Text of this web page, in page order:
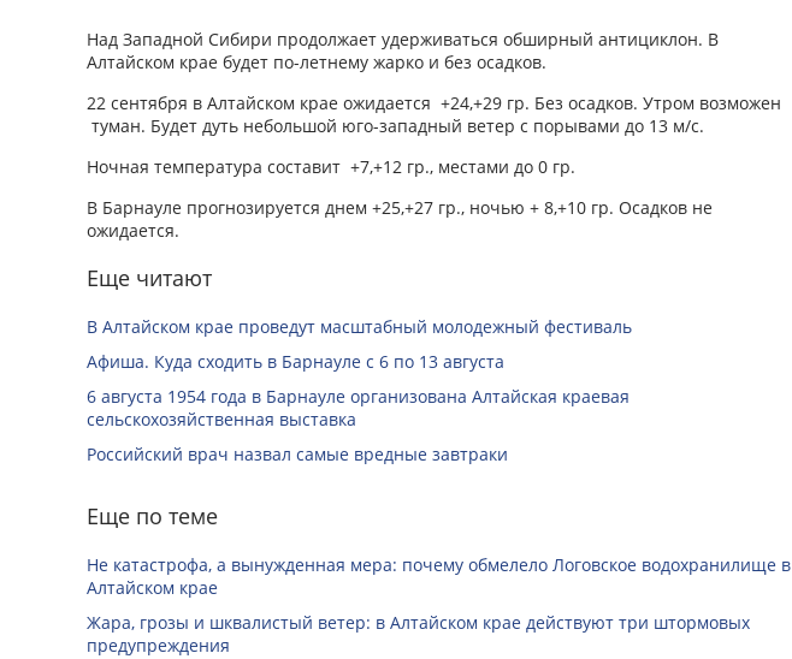
Над Западной Сибири продолжает удерживаться обширный антициклон. В
Алтайском крае будет по-летнему жарко и без осадков.
22 сентября в Алтайском крае ожидается +24,+29 гр. Без осадков. Утром возможен
туман. Будет дуть небольшой юго-западный ветер с порывами до 13 м/с.
Ночная температура составит +7,+12 гр., местами до 0 гр.
В Барнауле прогнозируется днем +25,+27 гр., ночью + 8,+10 гр. Осадков не
ожидается.
Еще читают
В Алтайском крае проведут масштабный молодежный фестиваль
Афиша. Куда сходить в Барнауле с 6 по 13 августа
6 августа 1954 года в Барнауле организована Алтайская краевая
сельскохозяйственная выставка
Российский врач назвал самые вредные завтраки
Еще по теме
Не катастрофа, а вынужденная мера: почему обмелело Логовское водохранилище в
Алтайском крае
Жара, грозы и шквалистый ветер: в Алтайском крае действуют три штормовых
предупреждения